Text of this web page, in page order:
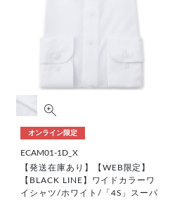
オンライン限定
ECAM01-1D_X
【発送在庫あり】【WEB限定】
【BLACK LINE】ワイドカラーワ
イシャツ/ホワイト/「4S」スーパ